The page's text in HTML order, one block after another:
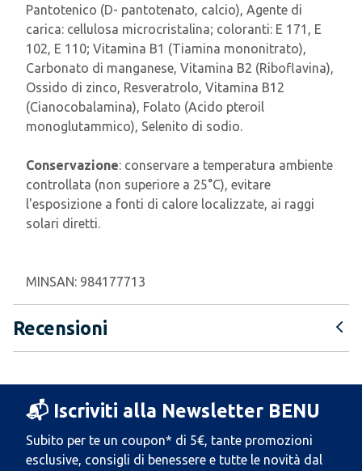
Pantotenico (D- pantotenato, calcio), Agente di
carica: cellulosa microcristalina; coloranti: E 171, E
102, E 110; Vitamina B1 (Tiamina mononitrato),
Carbonato di manganese, Vitamina B2 (Riboflavina),
Ossido di zinco, Resveratrolo, Vitamina B12
(Cianocobalamina), Folato (Acido pteroil
monoglutammico), Selenito di sodio.
Conservazione: conservare a temperatura ambiente
controllata (non superiore a 25°C), evitare
l'esposizione a fonti di calore localizzate, ai raggi
solari diretti.
MINSAN: 984177713
Recensioni
📬 Iscriviti alla Newsletter BENU
Subito per te un coupon* di 5€, tante promozioni
esclusive, consigli di benessere e tutte le novità dal